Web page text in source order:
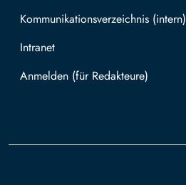
Kommunikationsverzeichnis (intern)
Intranet
Mit TUBAF Login anmelden